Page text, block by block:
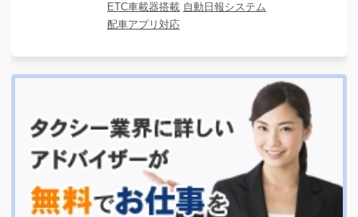
ETC車載器搭載 自動日報システム
配車アプリ対応